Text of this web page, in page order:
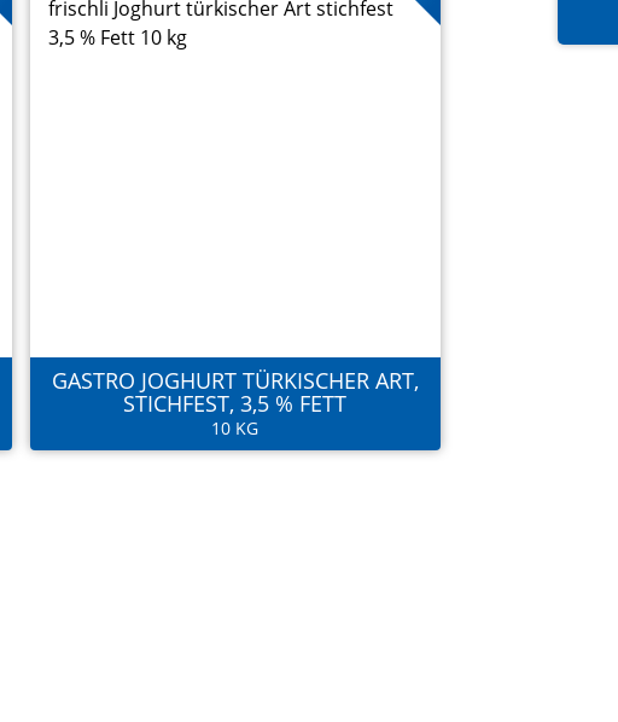
GASTRO JOGHURT TÜRKISCHER ART,
STICHFEST, 3,5 % FETT
10 KG